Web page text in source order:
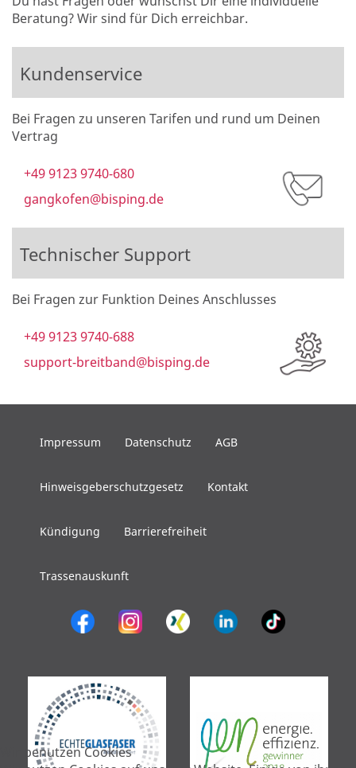
Beratung? Wir sind für Dich erreichbar.
Kundenservice
Bei Fragen zu unseren Tarifen und rund um Deinen
Vertrag
+49 9123 9740-680
gangkofen@bisping.de
Technischer Support
Bei Fragen zur Funktion Deines Anschlusses
+49 9123 9740-688
support-breitband@bisping.de
Impressum Datenschutz AGB
Hinweisgeberschutzgesetz Kontakt
Kündigung Barrierefreiheit
Trassenauskunft
Wir benutzen Cookies